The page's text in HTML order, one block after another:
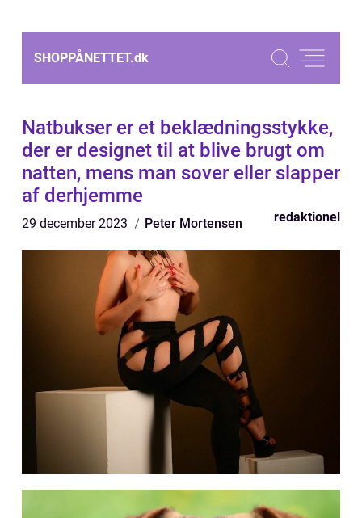
SHOPPÅNETTET.dk
Natbukser er et beklædningsstykke,
der er designet til at blive brugt om
natten, mens man sover eller slapper
af derhjemme
29 december 2023 Peter Mortensen redaktionel